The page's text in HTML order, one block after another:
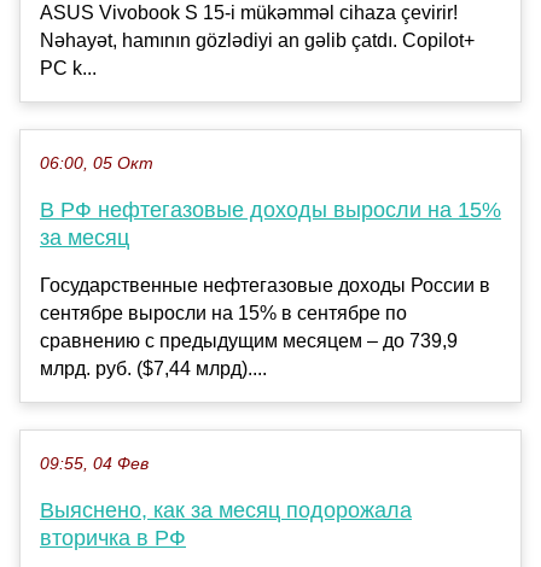
ASUS Vivobook S 15-i mükəmməl cihaza çevirir!
Nəhayət, hamının gözlədiyi an gəlib çatdı. Copilot+
PC k...
06:00, 05 Окт
В РФ нефтегазовые доходы выросли на 15%
за месяц
Государственные нефтегазовые доходы России в
сентябре выросли на 15% в сентябре по
сравнению с предыдущим месяцем – до 739,9
млрд. руб. ($7,44 млрд)....
09:55, 04 Фев
Выяснено, как за месяц подорожала
вторичка в РФ